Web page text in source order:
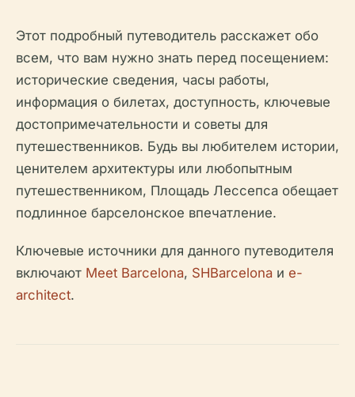
Этот подробный путеводитель расскажет обо
всем, что вам нужно знать перед посещением:
исторические сведения, часы работы,
информация о билетах, доступность, ключевые
достопримечательности и советы для
путешественников. Будь вы любителем истории,
ценителем архитектуры или любопытным
путешественником, Площадь Лессепса обещает
подлинное барселонское впечатление.
Ключевые источники для данного путеводителя
включают Meet Barcelona, SHBarcelona и e-
architect.